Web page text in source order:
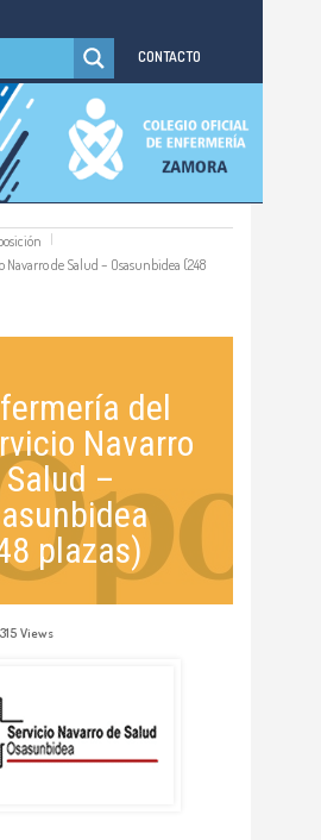
CONTACTO
de Salud – Osasunbidea (248
del
Navarro
–
plazas)
Views